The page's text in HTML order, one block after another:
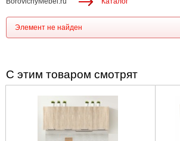
Элемент не найден
С этим товаром смотрят